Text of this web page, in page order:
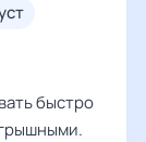
быстро